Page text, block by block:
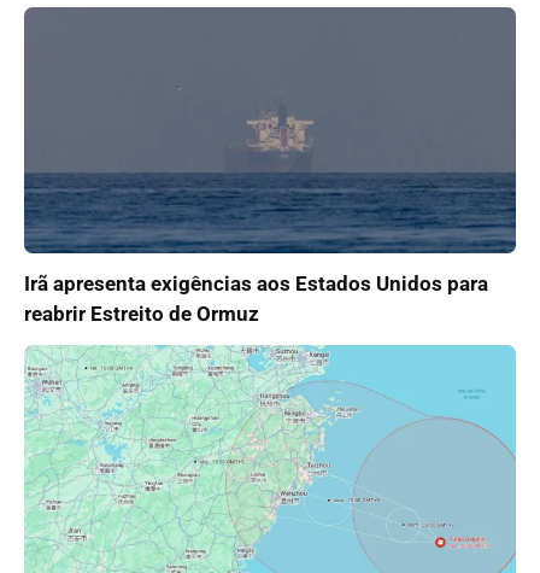
Irã apresenta exigências aos Estados Unidos para
reabrir Estreito de Ormuz